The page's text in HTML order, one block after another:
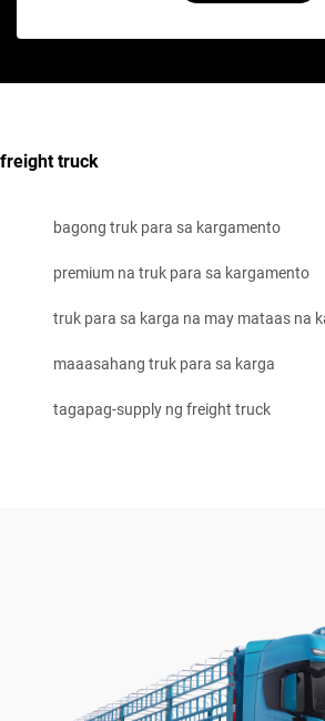
freight truck
bagong truk para sa kargamento
premium na truk para sa kargamento
truk para sa karga na may mataas na
maaasahang truk para sa karga
tagapag-supply ng freight truck